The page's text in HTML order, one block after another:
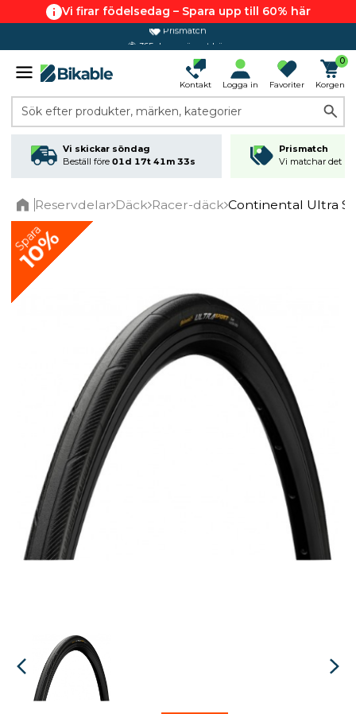
Vi firar födelsedag – Spara upp till 60% här
365 dagars öppet köp
Kontakt Logga in Favoriter
0
Korgen
Sök efter produkter, märken, kategorier
Vi skickar söndag
Beställ före 01d 17t 41m 32s
Prismatch
Vi matchar det
Reservdelar Däck Racer-däck Continental Ultra
Spara
10%